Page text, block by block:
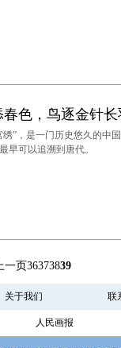
春色，鸟逐金针
，是一门历史悠久的中
早可以追溯到唐代。
一页36373839
关于我们 联
人民画报